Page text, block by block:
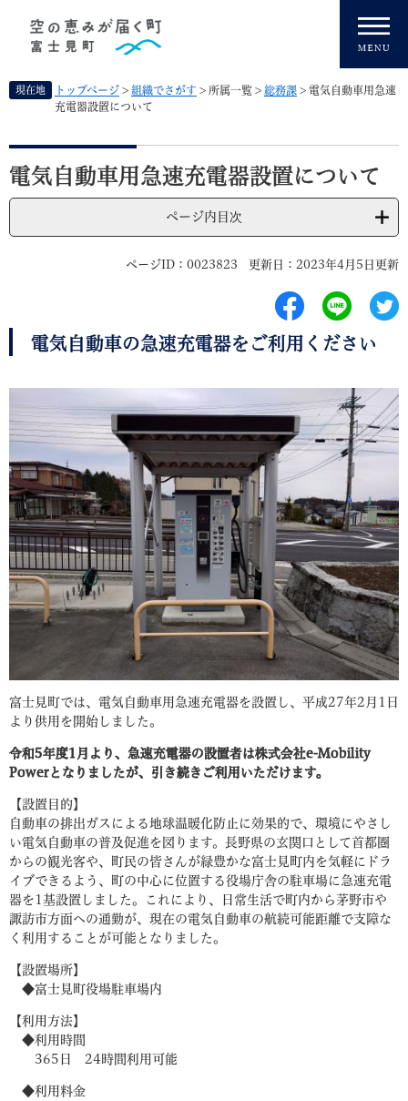
先
す
現在地 トップページ > 組織でさがす > 所属一覧 > 総務課 > 電気自動車用急速
充電器設置について
本
文
電気自動車用急速充電器設置について
ページ内目次
ページID：0023823 更新日：2023年4月5日更新
電気自動車の急速充電器をご利用ください
富士見町では、電気自動車用急速充電器を設置し、平成27年2月1日
より供用を開始しました。
令和5年度1月より、急速充電器の設置者は株式会社e-Mobility
Powerとなりましたが、引き続きご利用いただけます。
【設置目的】
自動車の排出ガスによる地球温暖化防止に効果的で、環境にやさし
い電気自動車の普及促進を図ります。長野県の玄関口として首都圏
からの観光客や、町民の皆さんが緑豊かな富士見町内を気軽にドラ
イブできるよう、町の中心に位置する役場庁舎の駐車場に急速充電
器を1基設置しました。これにより、日常生活で町内から茅野市や
諏訪市方面への通勤が、現在の電気自動車の航続可能距離で支障な
く利用することが可能となりました。
【設置場所】
◆富士見町役場駐車場内
【利用方法】
◆利用時間
365日 24時間利用可能
◆利用料金